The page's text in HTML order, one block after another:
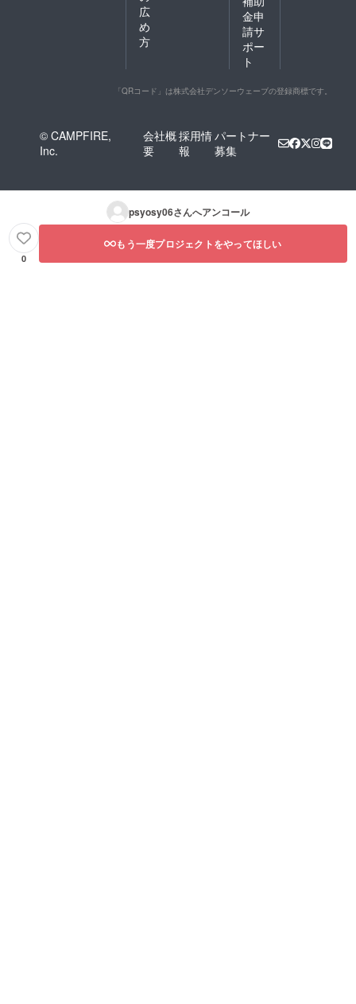
広
め
方
金申
請サ
ポー
ト
「QRコード」は株式会社デンソーウェーブの登録商標です。
© CAMPFIRE,
Inc.
会社概
要
採用情
報
パートナー
募集
psyosy06さんへアンコール
0
もう一度プロジェクトをやってほしい